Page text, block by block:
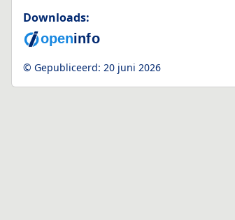
Downloads:
© Gepubliceerd: 20 juni 2026